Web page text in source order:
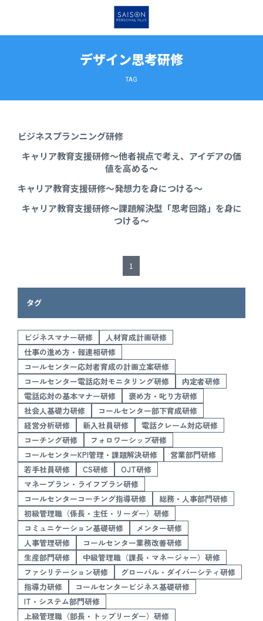
デザイン思考研修
TAG
ビジネスプランニング研修
キャリア教育支援研修～他者視点で考え、アイデアの価
値を高める～
キャリア教育支援研修～発想力を身につける～
キャリア教育支援研修～課題解決型「思考回路」を身に
つける～
1
タグ
ビジネスマナー研修
人材育成計画研修
仕事の進め方・報連相研修
コールセンター応対者育成の計画立案研修
コールセンター電話応対モニタリング研修
内定者研修
電話応対の基本マナー研修
褒め方・叱り方研修
社会人基礎力研修
コールセンター部下育成研修
経営分析研修
新入社員研修
電話クレーム対応研修
コーチング研修
フォロワーシップ研修
コールセンターKPI管理・課題解決研修
営業部門研修
若手社員研修
CS研修
OJT研修
マネープラン・ライフプラン研修
コールセンターコーチング指導研修
総務・人事部門研修
初級管理職（係長・主任・リーダー）研修
コミュニケーション基礎研修
メンター研修
人事管理研修
コールセンター業務改善研修
生産部門研修
中級管理職（課長・マネージャー）研修
ファシリテーション研修
グローバル・ダイバーシティ研修
指導力研修
コールセンタービジネス基礎研修
IT・システム部門研修
上級管理職（部長・トップリーダー）研修